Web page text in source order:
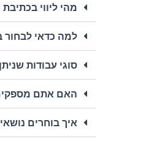
מהי ליווי
למה כדאי לבחור
סוגי עבודות
האם אתם
איך בוחרים